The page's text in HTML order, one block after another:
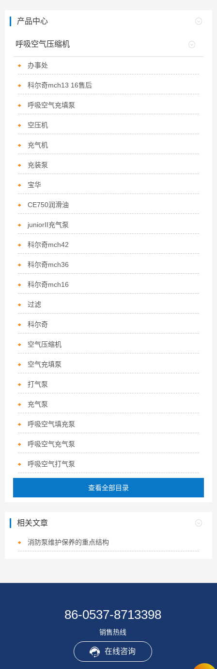
产品中心
呼吸空气压缩机
办事处
科尔奇mch13 16售后
呼吸空气充填泵
空压机
充气机
充装泵
宝华
CE750润滑油
juniorII充气泵
科尔奇mch42
科尔奇mch36
科尔奇mch16
过滤
科尔奇
空气压缩机
空气充填泵
打气泵
充气泵
呼吸空气填充泵
呼吸空气充气泵
呼吸空气打气泵
查看全部目录
相关文章
消防泵维护保养的重点结构
86-0537-8713398
销售热线
在线咨询